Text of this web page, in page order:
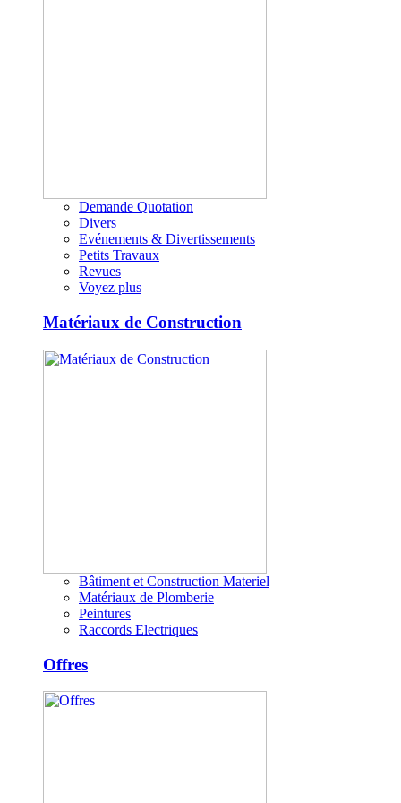
Demande Quotation
Divers
Evénements & Divertissements
Petits Travaux
Revues
Voyez plus
Matériaux de Construction
Bâtiment et Construction Materiel
Matériaux de Plomberie
Peintures
Raccords Electriques
Offres